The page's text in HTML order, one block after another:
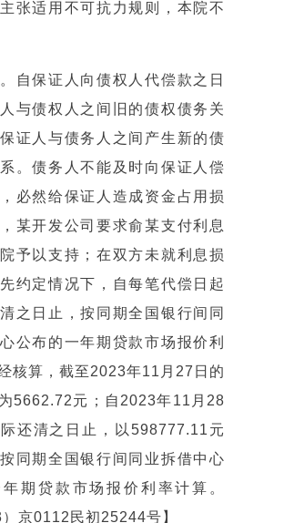
张适用不可抗力规则，本院不
自保证人向债权人代偿款之日
与债权人之间旧的债权债务关
证人与债务人之间产生新的债
。债务人不能及时向保证人偿
必然给保证人造成资金占用损
某开发公司要求俞某支付利息
予以支持；在双方未就利息损
约定情况下，自每笔代偿日起
之日止，按同期全国银行间同
公布的一年期贷款市场报价利
核算，截至2023年11月27日的
5662.72元；自2023年11月28
还清之日止，以598777.11元
同期全国银行间同业拆借中心
期贷款市场报价利率计算。
）京0112民初25244号】